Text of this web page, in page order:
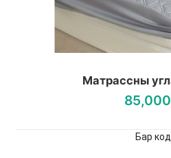
Матрассны
Бар